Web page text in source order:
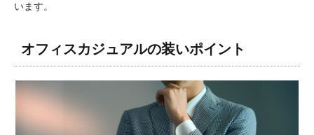
います。
オフィスカジュアルの装いポイント